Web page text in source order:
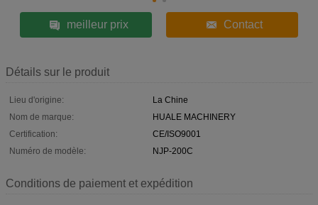
meilleur prix Contact
Détails sur le produit
Lieu d'origine:
La Chine
Nom de marque:
HUALE MACHINERY
Certification:
CE/ISO9001
Numéro de modèle:
NJP-200C
Conditions de paiement et expédition